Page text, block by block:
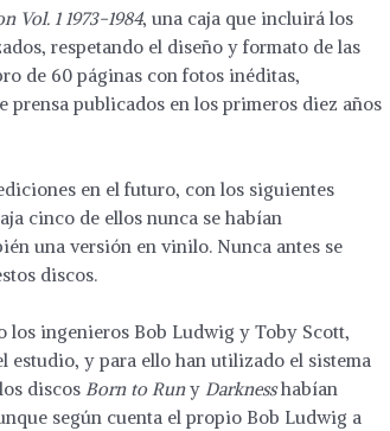
Vol. 1 1973-1984, una caja que incluirá los
respetando el diseño y formato de las
de 60 páginas con fotos inéditas,
publicados en los primeros diez años
en el futuro, con los siguientes
cinco de ellos nunca se habían
una versión en vinilo. Nunca antes se
discos.
los ingenieros Bob Ludwig y Toby Scott,
estudio, y para ello han utilizado el sistema
discosBorn to RunyDarknesshabían
según cuenta el propio Bob Ludwig a